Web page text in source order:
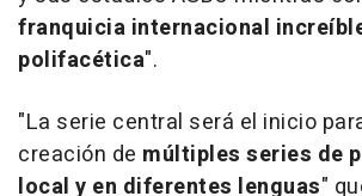
franquicia internacional
polifacética".
"La serie central será el inicio
creación de múltiples series de
local y en diferentes lenguas"